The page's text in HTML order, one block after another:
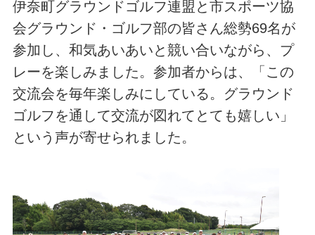
伊奈町グラウンドゴルフ連盟と市スポーツ協
会グラウンド・ゴルフ部の皆さん総勢69名が
参加し、和気あいあいと競い合いながら、プ
レーを楽しみました。参加者からは、「この
交流会を毎年楽しみにしている。グラウンド
ゴルフを通して交流が図れてとても嬉しい」
という声が寄せられました。